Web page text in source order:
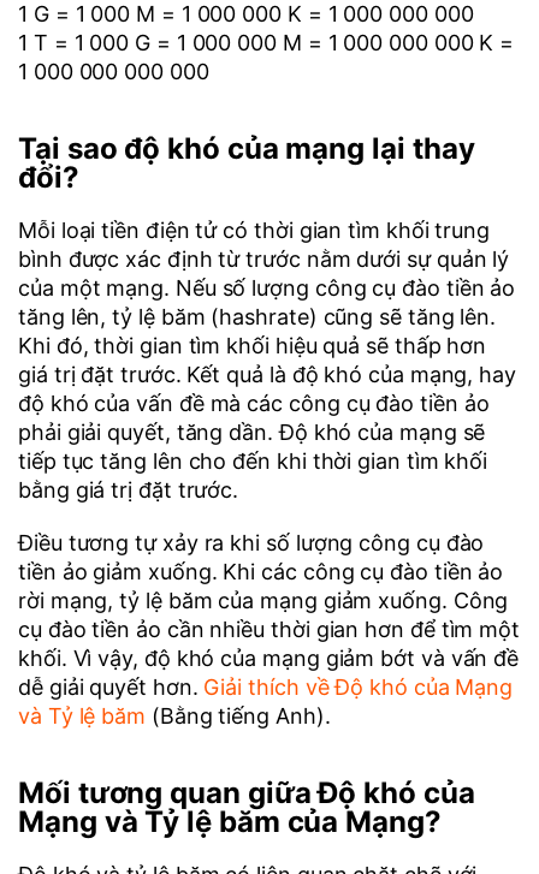
1 G = 1 000 M = 1 000 000 K = 1 000 000 000
1 T = 1 000 G = 1 000 000 M = 1 000 000 000 K =
1 000 000 000 000
Tại sao độ khó của mạng lại thay
đổi?
Mỗi loại tiền điện tử có thời gian tìm khối trung
bình được xác định từ trước nằm dưới sự quản lý
của một mạng. Nếu số lượng công cụ đào tiền ảo
tăng lên, tỷ lệ băm (hashrate) cũng sẽ tăng lên.
Khi đó, thời gian tìm khối hiệu quả sẽ thấp hơn
giá trị đặt trước. Kết quả là độ khó của mạng, hay
độ khó của vấn đề mà các công cụ đào tiền ảo
phải giải quyết, tăng dần. Độ khó của mạng sẽ
tiếp tục tăng lên cho đến khi thời gian tìm khối
bằng giá trị đặt trước.
Điều tương tự xảy ra khi số lượng công cụ đào
tiền ảo giảm xuống. Khi các công cụ đào tiền ảo
rời mạng, tỷ lệ băm của mạng giảm xuống. Công
cụ đào tiền ảo cần nhiều thời gian hơn để tìm một
khối. Vì vậy, độ khó của mạng giảm bớt và vấn đề
dễ giải quyết hơn. Giải thích về Độ khó của Mạng
và Tỷ lệ băm (Bằng tiếng Anh).
Mối tương quan giữa Độ khó của
Mạng và Tỷ lệ băm của Mạng?